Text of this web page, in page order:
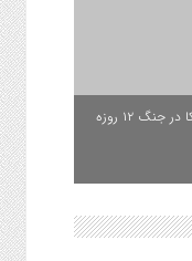
اینفوگرافیک/ یک چهارم موشک‌های تاد آمریکا در جنگ ۱۲ روزه